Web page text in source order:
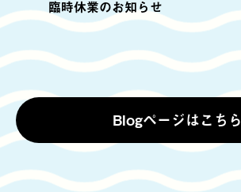
臨時休業のお知らせ
Blogページはこちら